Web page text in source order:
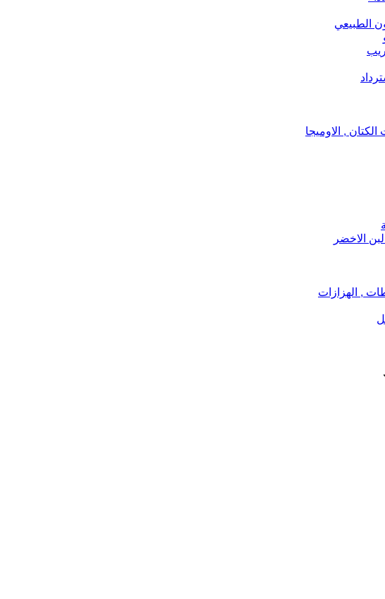
الطبيعي
, الاوميجا
الاخضر
, الهزازات